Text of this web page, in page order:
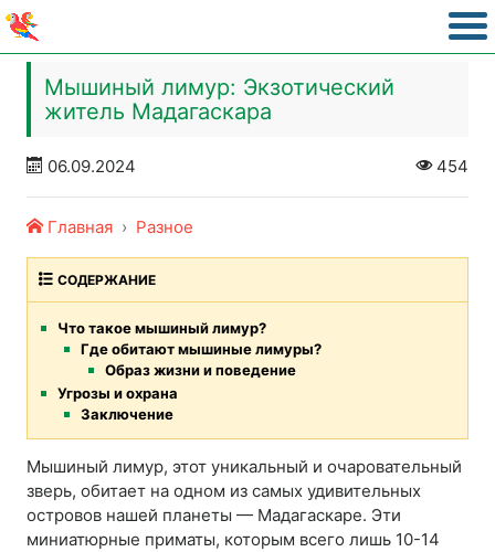
Мышиный лимур: Экзотический
житель Мадагаскара
06.09.2024 454
Главная Разное
СОДЕРЖАНИЕ
Что такое мышиный лимур?
Где обитают мышиные лимуры?
Образ жизни и поведение
Угрозы и охрана
Заключение
Мышиный лимур, этот уникальный и очаровательный
зверь, обитает на одном из самых удивительных
островов нашей планеты — Мадагаскаре. Эти
миниатюрные приматы, которым всего лишь 10-14